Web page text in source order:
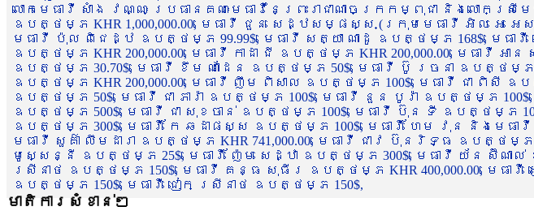
លោកមេធាវី សាំង វណ្ណៈ ប្រធានគណៈមេធាវីនៃព្រះរាជាណាចក្រកម្ពុជា និងលោក
ឧបត្ថម្ភ KHR 1,000,000.00, មេធាវី ជួន សេដ្ឋសម្ផស្ស (ក្រុមមេធាវី អិល អ
មេធាវី ប៉ុល ពិជេដ្ឋ ឧបត្ថម្ភ 99.99$, មេធាវី សត្យា ណាដូ ឧបត្ថម្ភ 168$, មេធាវី
ឧបត្ថម្ភ KHR 200,000.00, មេធាវី កាដា ជី ឧបត្ថម្ភ KHR 200,000.00, មេធាវី អ
ឧបត្ថម្ភ 30.70$, មេធាវី ខឹម ណាដែន ឧបត្ថម្ភ 50$, មេធាវី ប៊ូ រចនា ឧបត្ថម្ភ
ឧបត្ថម្ភ KHR 200,000.00, មេធាវី ញឹម ពិសាល ឧបត្ថម្ភ 100$, មេធាវី ជា ពិសី
ឧបត្ថម្ភ 50$, មេធាវី ជា ភារ៉ា ឧបត្ថម្ភ 100$, មេធាវី នួន បូរ៉ា ឧបត្ថម្ភ
ឧបត្ថម្ភ 500$, មេធាវី ជា សុខចាន់ ឧបត្ថម្ភ 100$, មេធាវី ប៊ុន ទី ឧបត្ថម្ភ
ឧបត្ថម្ភ 300$, មេធាវី កែ ឆដាផស្ស ឧបត្ថម្ភ 100$, មេធាវី ហែម វុន និងមេធ
មេធាវី សួគ៌ា លឹមដារា ឧបត្ថម្ភ KHR 741,000.00, មេធាវី ជាវ ប៊ុនរិទ្ធ ឧបត្ថម្ភ
មូសេ្សន្នី ឧបត្ថម្ភ 25$, មេធាវី ញ៉ែម សេដ្ឋា ឧបត្ថម្ភ 300$, មេធាវី យ័ន ស៊ីណា
ស្រីនាថ ឧបត្ថម្ភ 150$, មេធាវី គន្ធ សុធីរ ឧបត្ថម្ភ KHR 400,000.00, មេធាវី
ឧបត្ថម្ភ 150$, មេធាវី ជៀក ស្រីនាថ ឧបត្ថម្ភ 150$,
មាតិការសំខាន់ៗ